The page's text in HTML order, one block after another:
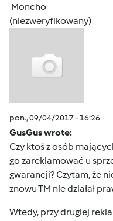
Moncho
(niezweryfikowany)
pon., 09/04/2017 - 16:26
GusGus wrote:
Czy ktoś z osób
go zareklamować u
gwarancji? Czytam, że
znowu TM nie działał
Wtedy, przy drugiej